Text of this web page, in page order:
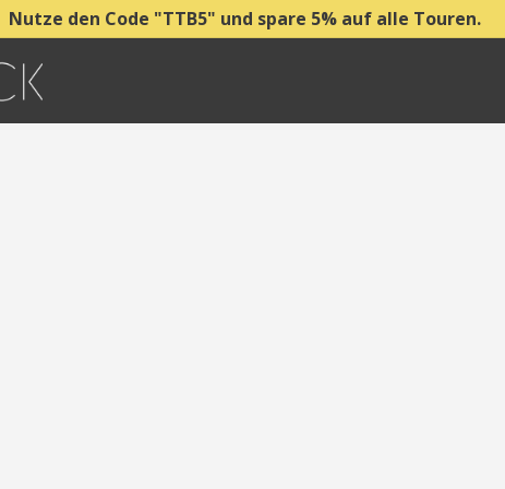
Nutze den Code "TTB5" und spare 5% auf alle Touren.